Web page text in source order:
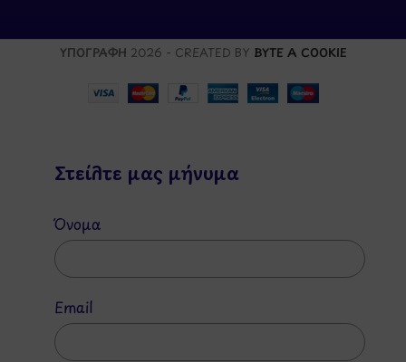
ΥΠΟΓΡΑΦΗ 2026 - CREATED BY BYTE A COOKIE
Στείλτε μας μήνυμα
Όνομα
Email